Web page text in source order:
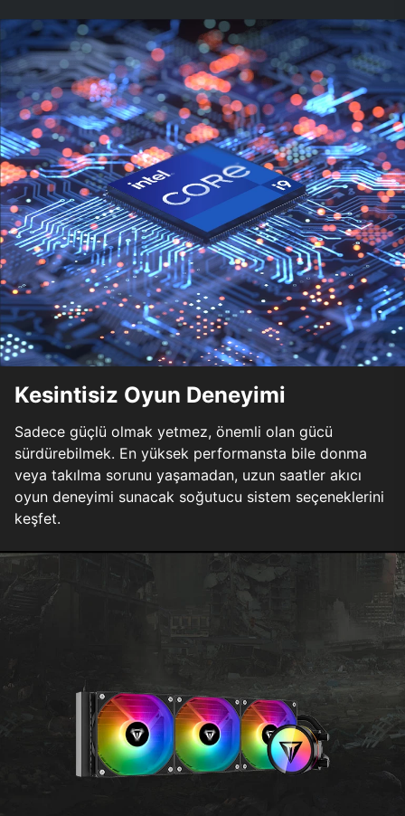
Kesintisiz Oyun Deneyimi
Sadece güçlü olmak yetmez, önemli olan gücü
sürdürebilmek. En yüksek performansta bile donma
veya takılma sorunu yaşamadan, uzun saatler akıcı
oyun deneyimi sunacak soğutucu sistem seçeneklerini
keşfet.